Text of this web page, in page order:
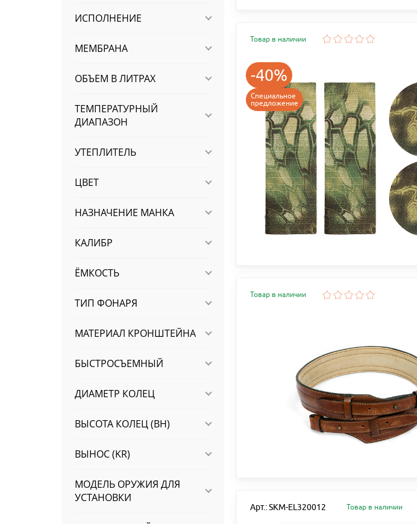
ИСПОЛНЕНИЕ
МЕМБРАНА
ОБЪЕМ В ЛИТРАХ
ТЕМПЕРАТУРНЫЙ
ДИАПАЗОН
УТЕПЛИТЕЛЬ
ЦВЕТ
НАЗНАЧЕНИЕ МАНКА
КАЛИБР
ЁМКОСТЬ
ТИП ФОНАРЯ
МАТЕРИАЛ КРОНШТЕЙНА
БЫСТРОСЪЕМНЫЙ
ДИАМЕТР КОЛЕЦ
ВЫСОТА КОЛЕЦ (BH)
ВЫНОС (KR)
МОДЕЛЬ ОРУЖИЯ ДЛЯ
УСТАНОВКИ
Товар в наличии
-40%
Специальное
предложение
Товар в наличии
Арт.: SKM-EL320012 Товар в наличии